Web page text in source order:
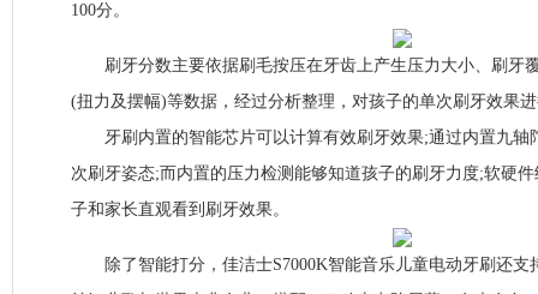
100分。
刷牙分数主要依据刷毛按压在牙齿上产生压力大小、刷牙
(扭力及摆幅)等数据，经过分析整理，对孩子的单次刷牙效果
牙刷内置的智能芯片可以计算有效刷牙效果;通过内置九轴
次刷牙姿态;而内置的压力检测能够知道孩子的刷牙力度;软硬
子和家长直观看到刷牙效果。
除了智能打分，佳洁士S7000K智能音乐儿童电动牙刷还支